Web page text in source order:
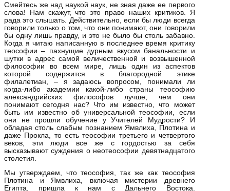
Смейтесь же над наукой наук, не зная даже ее первого
слова! Нам скажут, что это право наших критиков. Я
рада это слышать. Действительно, если бы люди всегда
говорили только о том, что они понимают, они говорили
бы одну лишь правду, и это не было бы столь забавно.
Когда я читаю написанную в последнее время критику
теософии – пахнущие дурным вкусом банальности и
шутки в адрес самой величественной и возвышенной
философии во всем мире, лишь один из аспектов
которой содержится в благородной этике
филалетиан, – я задаюсь вопросом, понимали ли
когда‑либо академии какой‑либо страны теософию
александрийских философов лучше, чем они
понимают сегодня нас? Что им известно, что может
быть им известно об универсальной теософии, если
они не прошли обучение у Учителей Мудрости? И
обладая столь слабым познанием Ямвлиха, Плотина и
даже Прокла, то есть теософии третьего и четвертого
веков, эти люди все же с гордостью за себя
высказывают суждения о неотеософии девятнадцатого
столетия.
Мы утверждаем, что теософия, так же как теософия
Плотина и Ямвлиха, включая мистерии древнего
Египта, пришла к нам с Дальнего Востока.